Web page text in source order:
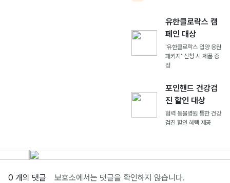
유한클로락스 캠
페인 대상
'유한클로락스 입양 응원
패키지' 신청 시 제품 증
정
포인핸드 건강검
진 할인 대상
협력 동물병원 통한 건강
검진 할인 혜택 제공
0 개의 댓글 보호소에서는 댓글을 확인하지 않습니다.